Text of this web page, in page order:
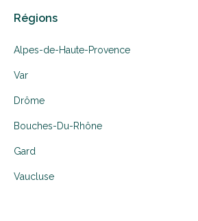
Régions
Alpes-de-Haute-Provence
Var
Drôme
Bouches-Du-Rhône
Gard
Vaucluse